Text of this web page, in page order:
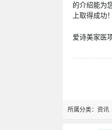
的介绍能为
上取得成功！
爱诗美家医
所属分类： 资讯